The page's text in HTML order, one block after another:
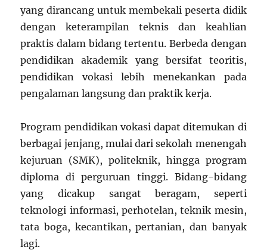
yang dirancang untuk membekali peserta didik
dengan keterampilan teknis dan keahlian
praktis dalam bidang tertentu. Berbeda dengan
pendidikan akademik yang bersifat teoritis,
pendidikan vokasi lebih menekankan pada
pengalaman langsung dan praktik kerja.
Program pendidikan vokasi dapat ditemukan di
berbagai jenjang, mulai dari sekolah menengah
kejuruan (SMK), politeknik, hingga program
diploma di perguruan tinggi. Bidang-bidang
yang dicakup sangat beragam, seperti
teknologi informasi, perhotelan, teknik mesin,
tata boga, kecantikan, pertanian, dan banyak
lagi.